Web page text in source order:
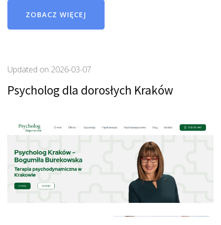
ZOBACZ WIĘCEJ
Updated on 2026-03-07
Psycholog dla dorosłych Kraków